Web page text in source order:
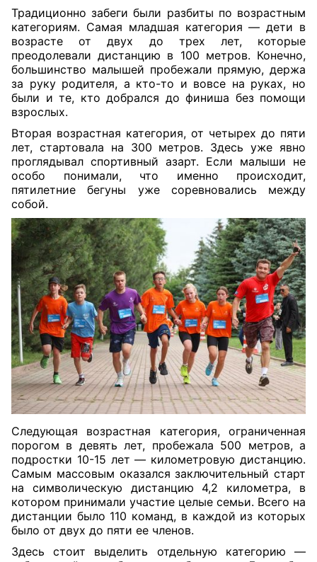
Традиционно забеги были разбиты по возрастным
категориям. Самая младшая категория — дети в
возрасте от двух до трех лет, которые
преодолевали дистанцию в 100 метров. Конечно,
большинство малышей пробежали прямую, держа
за руку родителя, а кто-то и вовсе на руках, но
были и те, кто добрался до финиша без помощи
взрослых.
Вторая возрастная категория, от четырех до пяти
лет, стартовала на 300 метров. Здесь уже явно
проглядывал спортивный азарт. Если малыши не
особо понимали, что именно происходит,
пятилетние бегуны уже соревновались между
собой.
Следующая возрастная категория, ограниченная
порогом в девять лет, пробежала 500 метров, а
подростки 10-15 лет — километровую дистанцию.
Самым массовым оказался заключительный старт
на символическую дистанцию 4,2 километра, в
котором принимали участие целые семьи. Всего на
дистанции было 110 команд, в каждой из которых
было от двух до пяти ее членов.
Здесь стоит выделить отдельную категорию —